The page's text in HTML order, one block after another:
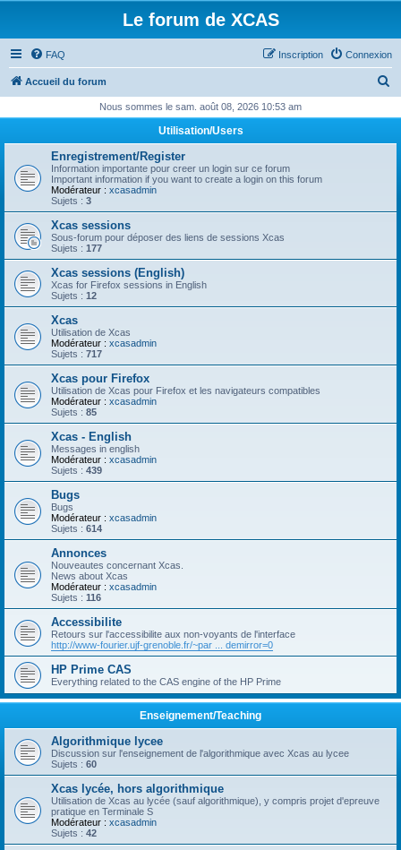
Le forum de XCAS
FAQ Connexion
Inscription
Accueil du forum
h
c
Nous sommes le sam. août 08, 2026 10:53 am
Utilisation/Users
Enregistrement/Register
Information importante pour creer un login sur ce forum
Important information if you want to create a login on this forum
Modérateur : xcasadmin
Sujets : 3
Xcas sessions
Sous-forum pour déposer des liens de sessions Xcas
Sujets : 177
Xcas sessions (English)
Xcas for Firefox sessions in English
Sujets : 12
Xcas
Utilisation de Xcas
Modérateur : xcasadmin
Sujets : 717
Xcas pour Firefox
Utilisation de Xcas pour Firefox et les navigateurs compatibles
Modérateur : xcasadmin
Sujets : 85
Xcas - English
Messages in english
Modérateur : xcasadmin
Sujets : 439
Bugs
Bugs
Modérateur : xcasadmin
Sujets : 614
Annonces
Nouveautes concernant Xcas.
News about Xcas
Modérateur : xcasadmin
Sujets : 116
Accessibilite
Retours sur l'accessibilite aux non-voyants de l'interface
http://www-fourier.ujf-grenoble.fr/~par ... demirror=0
HP Prime CAS
Everything related to the CAS engine of the HP Prime
Enseignement/Teaching
Algorithmique lycee
Discussion sur l'enseignement de l'algorithmique avec Xcas au lycee
Sujets : 60
Xcas lycée, hors algorithmique
Utilisation de Xcas au lycée (sauf algorithmique), y compris projet d'epreuve
pratique en Terminale S
Modérateur : xcasadmin
Sujets : 42